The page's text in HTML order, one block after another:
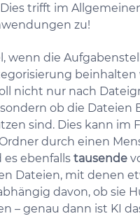
trifft im
zu!
wenn die
beinhalten
nicht nur nach
ob die Dateien
sind. Dies kann im
durch einen
es ebenfalls tausende
Dateien, mit denen
davon, ob sie
– genau dann ist KI